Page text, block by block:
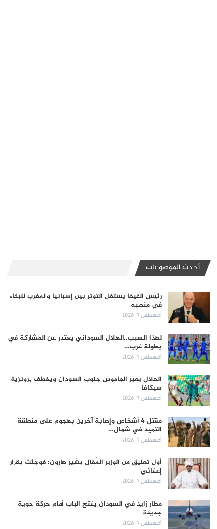
أحدث الموضوعات
رئيس الفيفا يستغل التوتر بين إسبانيا والمغرب للبقاء
في منصبه
أغسطس 7, 2026
لهذا السبب..الهلال السوداني يعتذر عن المشاركة في
بطولة غرب…
أغسطس 7, 2026
الهلال يعبر الجاموس جنوب السودان ويخطف برونزية
سيكافا
أغسطس 7, 2026
مقتل 4 أشخاص وإصابة آخرين بهجوم على منطقة
التميد في شمال…
أغسطس 7, 2026
أول تعليق من الوزير المُقال بشير هارون: فوجئت بقرار
إعفائي
أغسطس 7, 2026
مطار زايد في السودان يفتح الباب أمام حركة جوية
جديدة
أغسطس 7, 2026